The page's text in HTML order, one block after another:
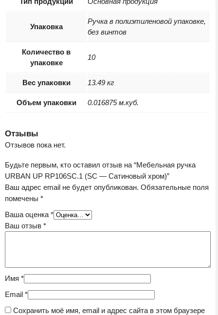
Упаковка
Ручка в полиэтиленовой упаковке,
без винтов
Количество в
упаковке
10
Вес упаковки 13.49 кг
Объем упаковки 0.016875 м.куб.
Отзывы
Отзывов пока нет.
Будьте первым, кто оставил отзыв на “Мебельная ручка
URBAN UP RP106SC.1 (SC — Сатиновый хром)”
Ваш адрес email не будет опубликован. Обязательные поля
помечены *
Ваша оценка *
Ваш отзыв *
Имя *
Email *
Сохранить моё имя, email и адрес сайта в этом браузере